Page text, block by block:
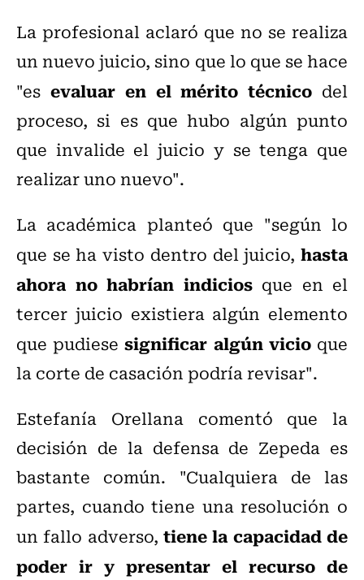
La profesional aclaro´ que no se realiza
un nuevo juicio, sino que lo que se hace
"es evaluar en el mérito técnico del
proceso, si es que hubo algún punto
que invalide el juicio y se tenga que
realizar uno nuevo".
La académica planteó que "según lo
que se ha visto dentro del juicio, hasta
ahora no habrían indiciosque en el
tercer juicio existiera algún elemento
que pudiesesignificar algún vicioque
la corte de casación podría revisar".
Estefanía Orellana comentó que la
decisión de la defensa de Zepeda es
bastante común. "Cualquiera de las
partes, cuando tiene una resolución o
un fallo adverso, tiene la capacidad de
poder ir y presentar el recurso de